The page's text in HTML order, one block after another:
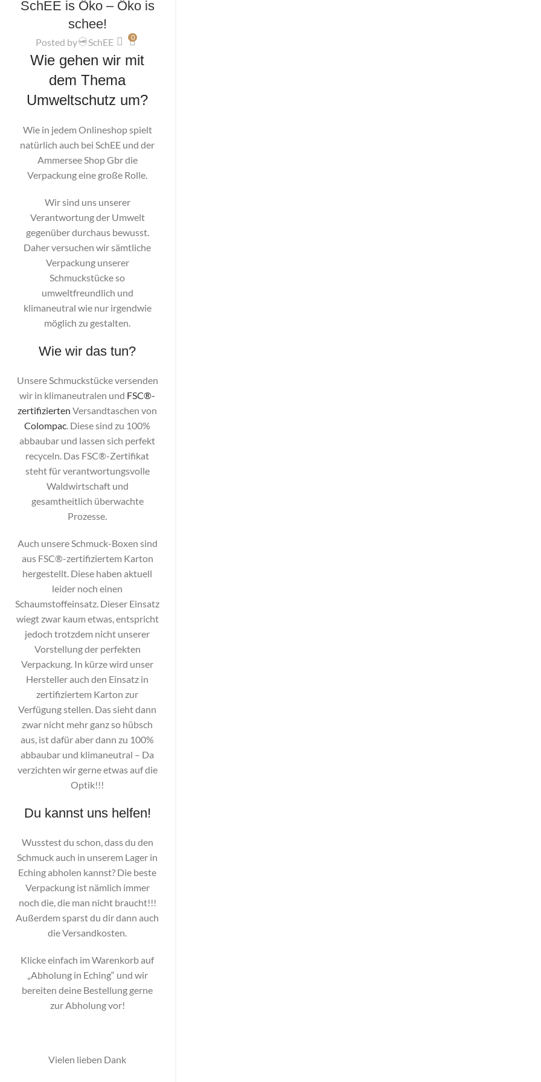
SchEE is Öko – Öko is
schee!
Posted by SchEE 0
Wie gehen wir mit
dem Thema
Umweltschutz um?
Wie in jedem Onlineshop spielt
natürlich auch bei SchEE und der
Ammersee Shop Gbr die
Verpackung eine große Rolle.
Wir sind uns unserer
Verantwortung der Umwelt
gegenüber durchaus bewusst.
Daher versuchen wir sämtliche
Verpackung unserer
Schmuckstücke so
umweltfreundlich und
klimaneutral wie nur irgendwie
möglich zu gestalten.
Wie wir das tun?
Unsere Schmuckstücke versenden
wir in klimaneutralen und FSC®-
zertifizierten Versandtaschen von
Colompac. Diese sind zu 100%
abbaubar und lassen sich perfekt
recyceln. Das FSC®-Zertifikat
steht für verantwortungsvolle
Waldwirtschaft und
gesamtheitlich überwachte
Prozesse.
Auch unsere Schmuck-Boxen sind
aus FSC®-zertifiziertem Karton
hergestellt. Diese haben aktuell
leider noch einen
Schaumstoffeinsatz. Dieser Einsatz
wiegt zwar kaum etwas, entspricht
jedoch trotzdem nicht unserer
Vorstellung der perfekten
Verpackung. In kürze wird unser
Hersteller auch den Einsatz in
zertifiziertem Karton zur
Verfügung stellen. Das sieht dann
zwar nicht mehr ganz so hübsch
aus, ist dafür aber dann zu 100%
abbaubar und klimaneutral – Da
verzichten wir gerne etwas auf die
Optik!!!
Du kannst uns helfen!
Wusstest du schon, dass du den
Schmuck auch in unserem Lager in
Eching abholen kannst? Die beste
Verpackung ist nämlich immer
noch die, die man nicht braucht!!!
Außerdem sparst du dir dann auch
die Versandkosten.
Klicke einfach im Warenkorb auf
„Abholung in Eching“ und wir
bereiten deine Bestellung gerne
zur Abholung vor!
Vielen lieben Dank